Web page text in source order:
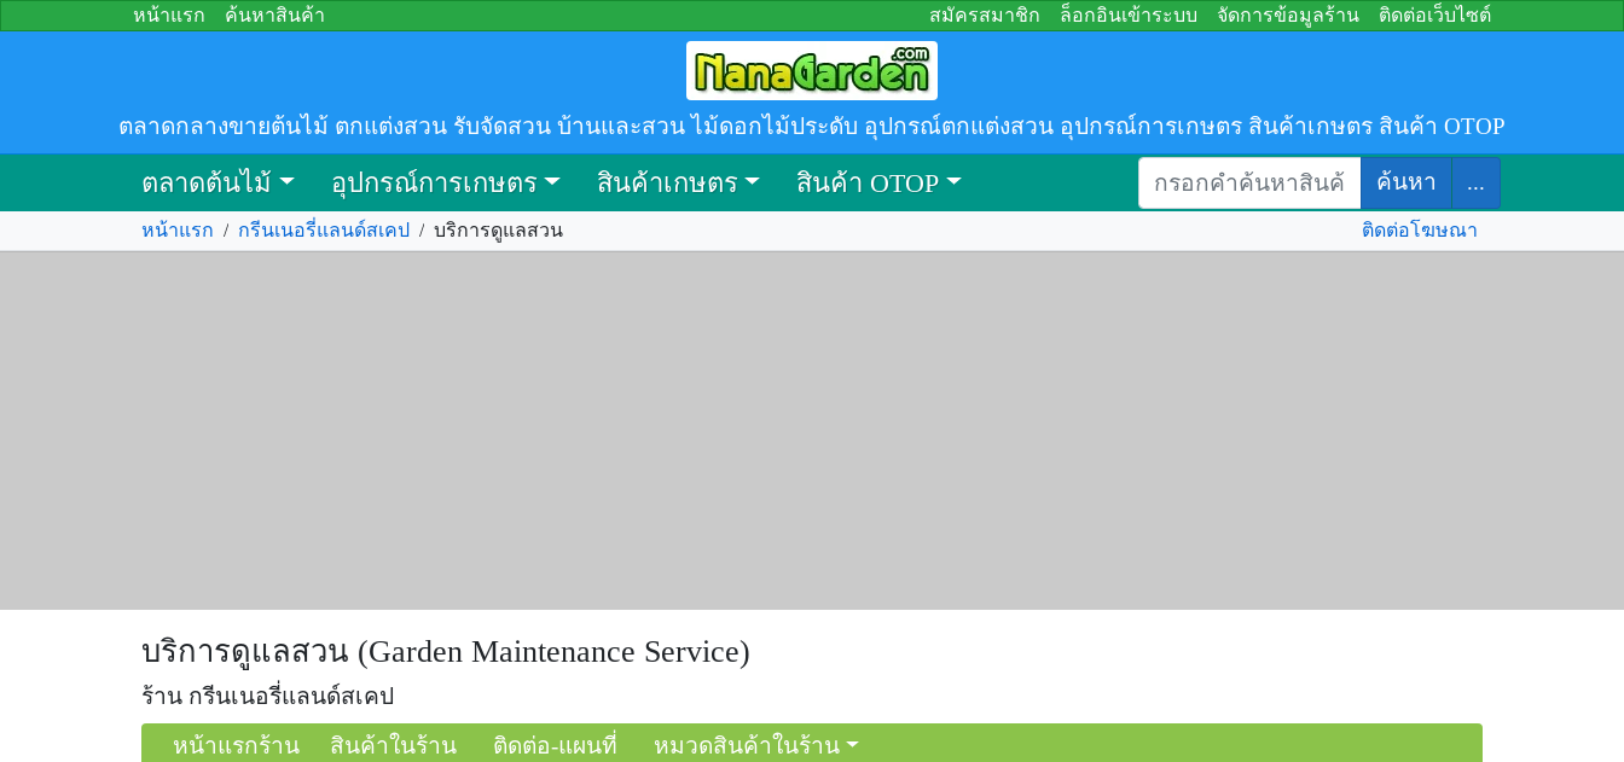
หน้าแรก ค้นหาสินค้า สมัครสมาชิก ล็อกอินเข้าระบบ จัดการข้อมูลร้าน ติดต่อเว็บไซต์
ตลาดกลางขายต้นไม้ ตกแต่งสวน รับจัดสวน บ้านและสวน ไม้ดอกไม้ประดับ อุปกรณ์ตกแต่งสวน อุปกรณ์การเกษตร สินค้าเกษตร สินค้า OTOP
ตลาดต้นไม้ อุปกรณ์การเกษตร สินค้าเกษตร สินค้า OTOP ค้นหา ...
หน้าแรก / กรีนเนอรี่แลนด์สเคป / บริการดูแลสวน ติดต่อโฆษณา
บริการดูแลสวน (Garden Maintenance Service)
ร้าน กรีนเนอรี่แลนด์สเคป
หน้าแรกร้าน
สินค้าในร้าน ติดต่อ-แผนที่ หมวดสินค้าในร้าน